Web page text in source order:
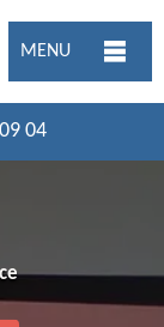
MENU
04